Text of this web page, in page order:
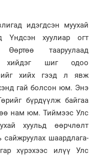
идэгдсэн муухай
Үндсэн хуулиар огт
таа­руу­лаад
хий­дэг шиг одоо
хийх гээд л явж
гай болсон юм. Энэ
бүр­дүүлж бай­гаа
нам юм. Тий­мээс Улс
хуу­льд өөрчлөлт
сайжруулах шаард­лага­
хүрэ­хээс илүү Улс